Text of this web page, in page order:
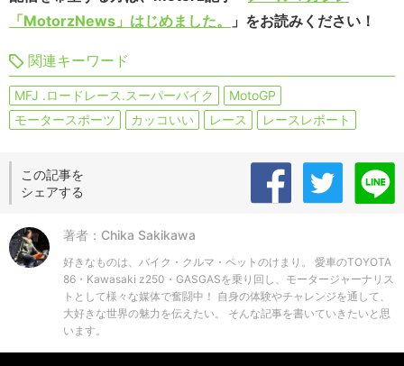
「MotorzNews」はじめました。
」をお読みください！
関連キーワード
MFJ .ロードレース.スーパーバイク
MotoGP
モータースポーツ
カッコいい レース レースレポート
この記事を
シェアする
著者：Chika Sakikawa
好きなものは、バイク・クルマ・ペットのけまり。 愛車のTOYOTA
86・Kawasaki z250・GASGASを乗り回し、モータージャーナリス
トとして様々な媒体で奮闘中！ 自身の体験やチャレンジを通して、
大好きな世界の魅力を伝えたい。 そんな記事を書いていきたいと思
います。